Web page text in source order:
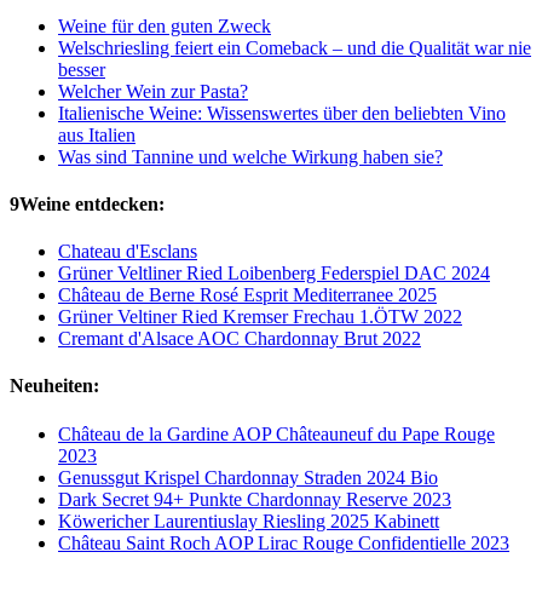
Weine für den guten Zweck
Welschriesling feiert ein Comeback – und die Qualität war nie
besser
Welcher Wein zur Pasta?
Italienische Weine: Wissenswertes über den beliebten Vino
aus Italien
Was sind Tannine und welche Wirkung haben sie?
9Weine entdecken:
Chateau d'Esclans
Grüner Veltliner Ried Loibenberg Federspiel DAC 2024
Château de Berne Rosé Esprit Mediterranee 2025
Grüner Veltiner Ried Kremser Frechau 1.ÖTW 2022
Cremant d'Alsace AOC Chardonnay Brut 2022
Neuheiten:
Château de la Gardine AOP Châteauneuf du Pape Rouge
2023
Genussgut Krispel Chardonnay Straden 2024 Bio
Dark Secret 94+ Punkte Chardonnay Reserve 2023
Köwericher Laurentiuslay Riesling 2025 Kabinett
Château Saint Roch AOP Lirac Rouge Confidentielle 2023